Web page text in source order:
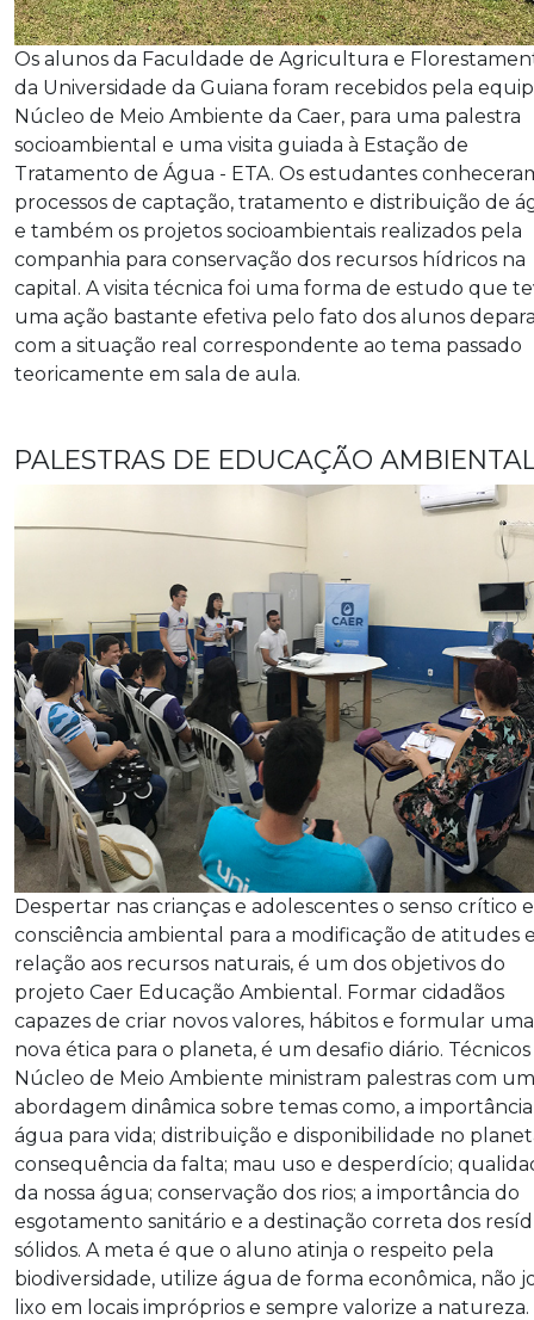
Os alunos da Faculdade de Agricultura e
da Universidade da Guiana foram recebidos pela
Núcleo de Meio Ambiente da Caer, para uma palestra
socioambiental e uma visita guiada à Estação de
Tratamento de Água - ETA. Os estudantes
processos de captação, tratamento e distribuição de
e também os projetos socioambientais realizados pela
companhia para conservação dos recursos hídricos na
capital. A visita técnica foi uma forma de estudo que
uma ação bastante efetiva pelo fato dos alunos
com a situação real correspondente ao tema passado
teoricamente em sala de aula.
PALESTRAS DE EDUCAÇÃO
Despertar nas crianças e adolescentes o senso crítico
consciência ambiental para a modificação de atitudes
relação aos recursos naturais, é um dos objetivos do
projeto Caer Educação Ambiental. Formar cidadãos
capazes de criar novos valores, hábitos e formular uma
nova ética para o planeta, é um desafio diário.
Núcleo de Meio Ambiente ministram palestras com
abordagem dinâmica sobre temas como, a
água para vida; distribuição e disponibilidade no
consequência da falta; mau uso e desperdício;
da nossa água; conservação dos rios; a importância do
esgotamento sanitário e a destinação correta dos
sólidos. A meta é que o aluno atinja o respeito pela
biodiversidade, utilize água de forma econômica, não
lixo em locais impróprios e sempre valorize a natureza.